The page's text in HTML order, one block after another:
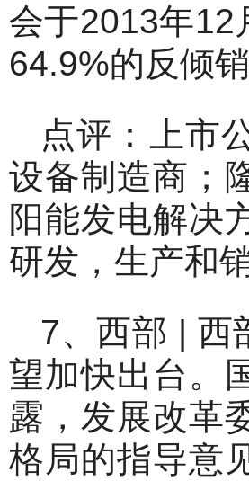
会于2013年12
64.9%的反倾
点评：上市
设备制造商；
阳能发电解决
研发，生产和
7、西部 | 西
望加快出台。
露，发展改革
格局的指导意